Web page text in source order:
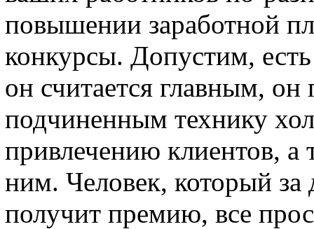
повышении заработной
конкурсы. Допустим,
он считается главным, он
подчиненным технику
привлечению клиентов, а
ним. Человек, который за
получит премию, все